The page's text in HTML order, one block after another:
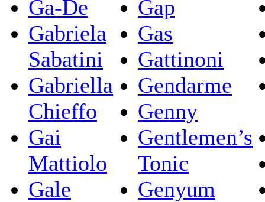
Ga-De
Gabriela
Sabatini
Gabriella
Chieffo
Gai
Mattiolo
Gale
Gap
Gas
Gattinoni
Gendarme
Genny
Gentlemen’s
Tonic
Genyum